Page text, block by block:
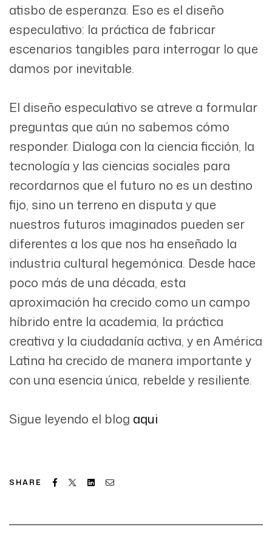
atisbo de esperanza. Eso es el diseño
especulativo: la práctica de fabricar
escenarios tangibles para interrogar lo que
damos por inevitable.
El diseño especulativo se atreve a formular
preguntas que aún no sabemos cómo
responder. Dialoga con la ciencia ficción, la
tecnología y las ciencias sociales para
recordarnos que el futuro no es un destino
fijo, sino un terreno en disputa y que
nuestros futuros imaginados pueden ser
diferentes a los que nos ha enseñado la
industria cultural hegemónica. Desde hace
poco más de una década, esta
aproximación ha crecido como un campo
híbrido entre la academia, la práctica
creativa y la ciudadanía activa, y en América
Latina ha crecido de manera importante y
con una esencia única, rebelde y resiliente.
Sigue leyendo el blog aqui
SHARE Facebook
Twitter LinkedinEmail